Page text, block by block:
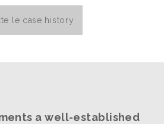
le case history
a well-established